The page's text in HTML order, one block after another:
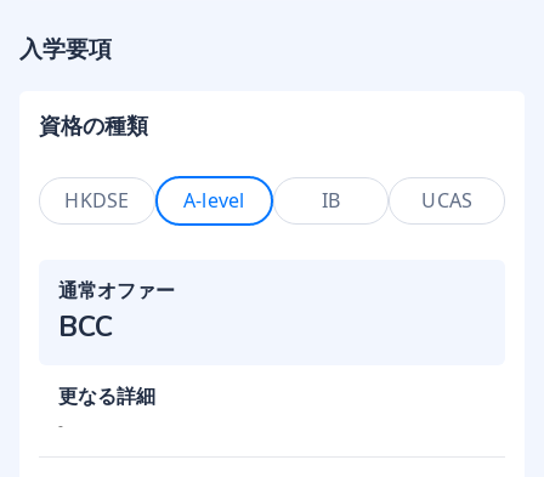
入学要項
資格の種類
HKDSE A-level IB UCAS
通常オファー
BCC
更なる詳細
-